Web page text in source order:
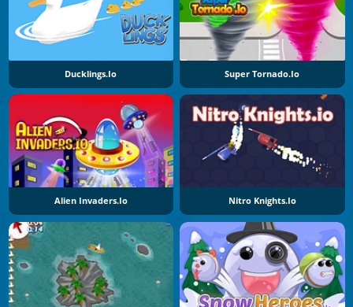
Ducklings.io Super Tornado.io
Alien Invaders.io Nitro Knights.Io